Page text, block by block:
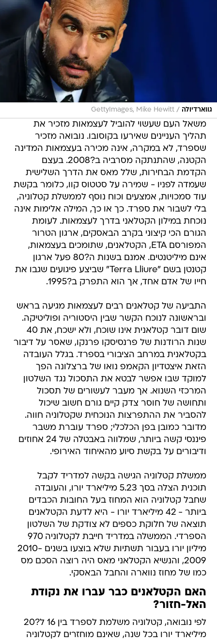
GettyImages, Mike Hewitt
משאל העם שעשוי להוביל לעצמאות מזכיר את
תהליך העניינים שאירעו בקוסובו. נובואה מזכיר
שספרד, לא במקרה, אינה מכירה בעצמאות המדינה
הקטנה, שהתנתקה מסרביה ב?2008. בעצם
הקדמת הבחירות, שלל מאס את הדרך השלישית
שעמדה לפניו - שמירה על סטטוס קוו, כלומר בקשת
עוד סמכויות, אמצעים וכוח נוסף לממשלת קטלוניה,
בלי לשבור את ספרד. כך או כך, המילה אלימות אינה
נוכחת במילון הקטלאני בדרך לעצמאות. לעומת
הגורם הכי קיצוני בקרב הבאסקים, ארגון הטרור
המפורסם ETA, הקטלאנים, שתומכים בעצמאות,
אינם מיליטנטים. אמנם בשנות ה?80 פעל ארגון
קטנטן בשם "Terra Lliure" שביצע פיגועים שגבו את
חייו של אדם אחד, אך הוא התפרק ב?1995.
התביעה של קטלאנים רבים לעצמאות מגיעה בראש
שום דובר קטלאנית אינו שוכח, ולא ישכח, את 40
שנות הרודנות של פרנסיסקו פרנקו, שאסר על דיבור
בקטלאנית במרחב הציבורי בספרד. בגלל העובדה
הזאת איצטדיון הקאמפ נואו של ברצלונה הפך
למוקד שבו אפשר לבטא את התסכול נגד השלטון
המרכזי השנוא. אך מעבר לעשורים של תסכול
ותחושה של חוסר צדק קיים גורם חשוב שיכול
להסביר את ההתפרצות הנוכחית שקטלוניה חווה.
מדובר כמובן בפן הכלכלי; ספרד עוברת משבר
פיננסי קשה ביותר, שמלווה באבטלה של 24 אחוזים
ודיבורים על בקשת סיוע מהאיחוד האירופי.
ממשלת קטלוניה הגישה בקשה למדריד לקבל
שחבל קטלוניה הוא המחוז בעל החובות הכבדים
ביותר - 42 מיליארד יורו - היא לדעת הקטלאנים
תוצאה של חלוקת כספים לא צודקת של השלטון
הספרדי. הממשלה במדריד חייבת לקטלוניה 970
מיליון יורו בעבור תשתיות שלא בוצעו בשנים 2010-
2009, והנשיא הקטלאני מאס היה רוצה הסכם מס
כמו של מחוז נווארה והחבל הבאסקי.
האם הקטלאנים כבר עברו את נקודת
לפי נובואה, קטלוניה משלמת לספרד בין 16 ל?20
מיליארד יורו בכל שנה, שאינם מוחזרים לקטלוניה
בהשקעות, אלא נשארים במדריד כדי לשלם ולסבסד
מקומות אחרים בספרד. "אנחנו רוצים לקבל חזרה